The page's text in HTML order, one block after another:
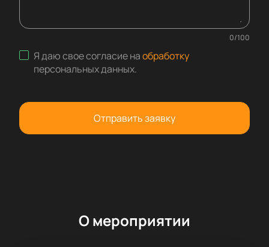
0/100
Я даю свое согласие наобработку
персональных данных.
Отправить заявку
О мероприятии